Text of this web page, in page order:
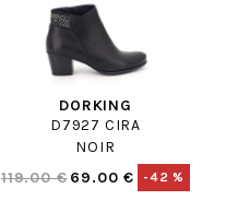
DORKING
D7927 CIRA
NOIR
119.00 € 69.00 € -42 %